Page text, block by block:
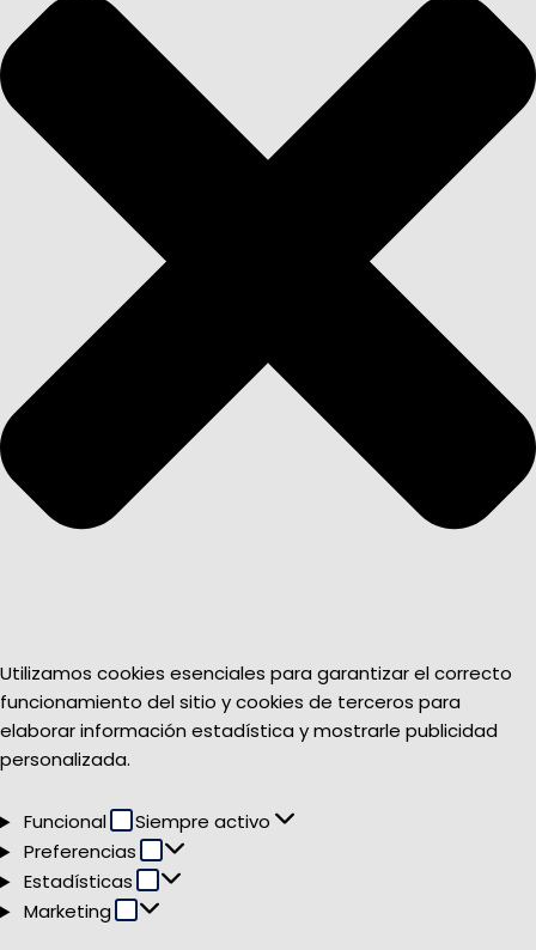
Utilizamos cookies esenciales para garantizar el correcto
funcionamiento del sitio y cookies de terceros para
elaborar información estadística y mostrarle publicidad
personalizada.
Funcional Funcional
Siempre activo
Preferencias
Preferencias
Estadísticas Estadísticas
Marketing Marketing